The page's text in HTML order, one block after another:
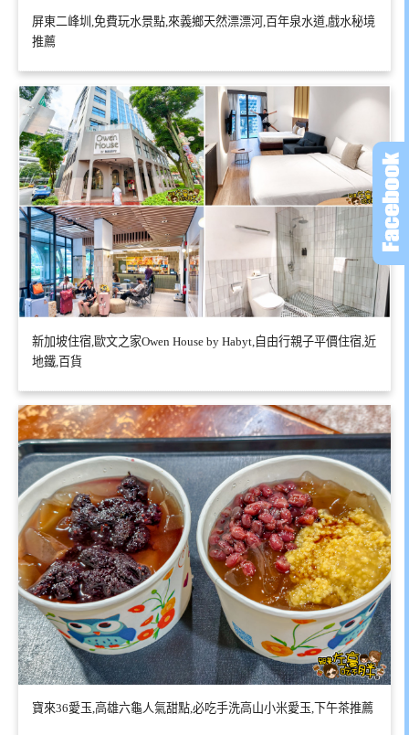
屏東二峰圳,免費玩水景點,來義鄉天然漂漂河,百年泉水道,戲水秘境
推薦
新加坡住宿,歐文之家Owen House by Habyt,自由行親子平價住宿,近
地鐵,百貨
寶來36愛玉,高雄六龜人氣甜點,必吃手洗高山小米愛玉,下午茶推薦